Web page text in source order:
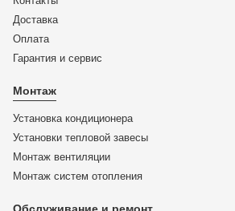
Доставка
Оплата
Гарантия и сервис
Монтаж
Установка кондиционера
Установки тепловой завесы
Монтаж вентиляции
Монтаж систем отопления